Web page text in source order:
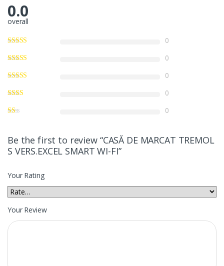
0.0
overall
0
0
0
0
0
Be the first to review “CASĂ DE MARCAT TREMOL
S VERS.EXCEL SMART WI-FI”
Your Rating
Your Review